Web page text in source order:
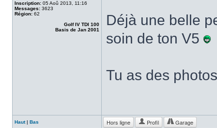
Inscription: 05 Aoû 2013, 11:16
Messages: 3623
Région: 62
Golf IV TDI 100
Basis de Jan 2001
Déjà une belle
soin de ton V5
Tu as des
Haut| Bas Hors ligne Profil Garage